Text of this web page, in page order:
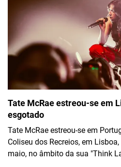
Tate McRae estreou-se em
esgotado
Tate McRae estreou-se em
Coliseu dos Recreios, em
maio, no âmbito da sua "Think